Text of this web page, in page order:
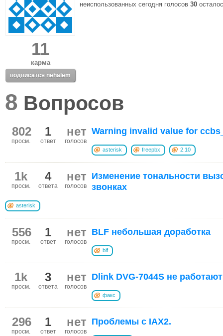
11
карма
подписатся nehalem
неиспользованных сегодня голосов 30
8 Вопросов
нет
голосов
1
ответ
802
просм.
Warning invalid value for
asterisk freepbx 2.10
нет
голосов
4
ответа
1k
просм.
Изменение тональности
звонках
asterisk
нет
голосов
1
ответ
556
просм.
BLF небольшая доработка
blf
нет
голосов
3
ответа
1k
просм.
Dlink DVG-7044S не
факс
нет
голосов
1
ответ
296
просм.
Проблемы с IAX2.